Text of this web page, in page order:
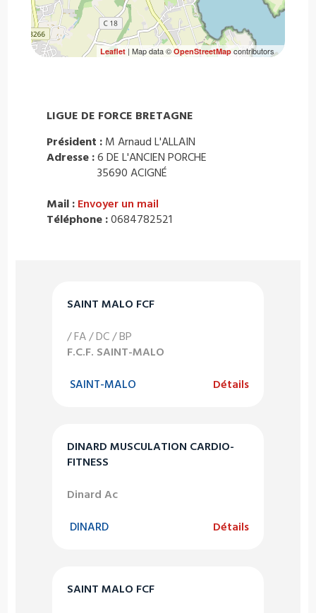
SAINT MALO FCF
/ FA / DC / BP
F.C.F. SAINT-MALO
SAINT-MALO Détails
DINARD MUSCULATION CARDIO-
FITNESS
Dinard Ac
DINARD Détails
SAINT MALO FCF
Leaflet| Map data © OpenStreetMapcontributors
LIGUE DE FORCE BRETAGNE
Président : M Arnaud L'ALLAIN
Adresse :6 DE L'ANCIEN PORCHE
35690 ACIGNÉ
Mail : Envoyer un mail
Téléphone :0684782521